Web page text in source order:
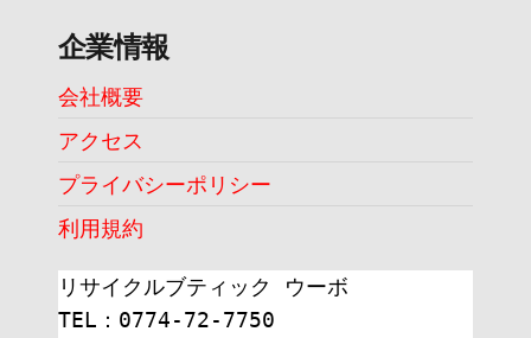
企業情報
会社概要
アクセス
プライバシーポリシー
利用規約
リサイクルブティック ウーボ
TEL：0774-72-7750